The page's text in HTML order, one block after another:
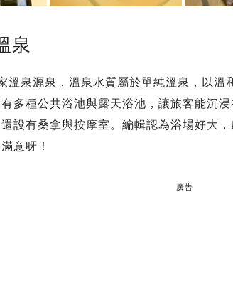
泉
溫泉源泉，溫泉水質屬於單純溫泉，以溫
多種公共浴池與露天浴池，讓旅客能沉
設有桑拿與按摩室。編輯認為浴場好大
意呀！
廣告